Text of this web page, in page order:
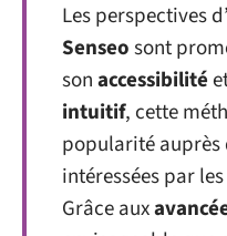
Les perspectives
Senseosont
sonaccessibilité
intuitif, cette
popularité auprès
intéressées par
Grâce aux